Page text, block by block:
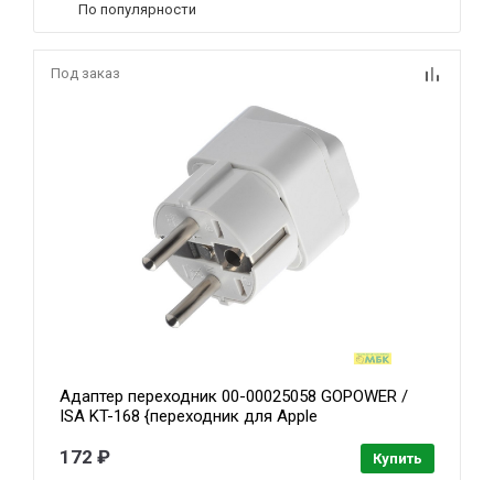
По популярности
Под заказ
Адаптер переходник 00-00025058 GOPOWER /
ISA KT-168 {переходник для Apple
172 ₽ Купить